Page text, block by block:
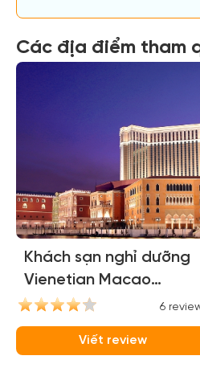
Các địa điểm tham
Khách sạn nghỉ dưỡng
Vienetian Macao
(Vienetian Macao
resort hotel)
6
Viết review